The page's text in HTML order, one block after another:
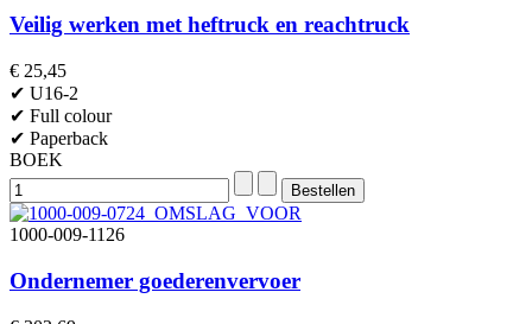
Veilig werken met heftruck en reachtruck
€ 25,45
✔ U16-2
✔ Full colour
✔ Paperback
BOEK
1000-009-1126
Ondernemer goederenvervoer